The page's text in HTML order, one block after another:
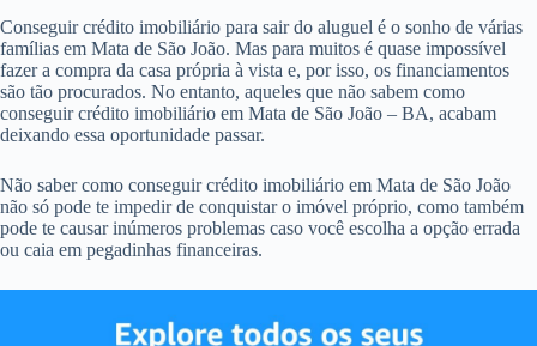
Conseguir crédito imobiliário para sair do aluguel é o sonho de várias
famílias em Mata de São João. Mas para muitos é quase impossível
fazer a compra da casa própria à vista e, por isso, os financiamentos
são tão procurados. No entanto, aqueles que não sabem como
conseguir crédito imobiliário em Mata de São João – BA, acabam
deixando essa oportunidade passar.
Não saber como conseguir crédito imobiliário em Mata de São João
não só pode te impedir de conquistar o imóvel próprio, como também
pode te causar inúmeros problemas caso você escolha a opção errada
ou caia em pegadinhas financeiras.